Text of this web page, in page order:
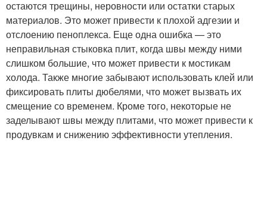
остаются трещины, неровности или остатки старых
материалов. Это может привести к плохой адгезии и
отслоению пеноплекса. Еще одна ошибка — это
неправильная стыковка плит, когда швы между ними
слишком большие, что может привести к мостикам
холода. Также многие забывают использовать клей или
фиксировать плиты дюбелями, что может вызвать их
смещение со временем. Кроме того, некоторые не
заделывают швы между плитами, что может привести к
продувкам и снижению эффективности утепления.